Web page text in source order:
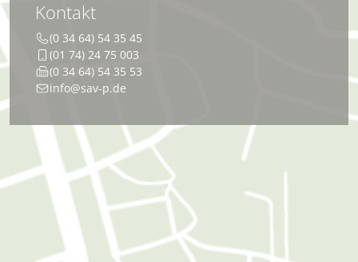
Kontakt
(0 34 64) 54 35 45
(01 74) 24 75 003
(0 34 64) 54 35 53
info@sav-p.de